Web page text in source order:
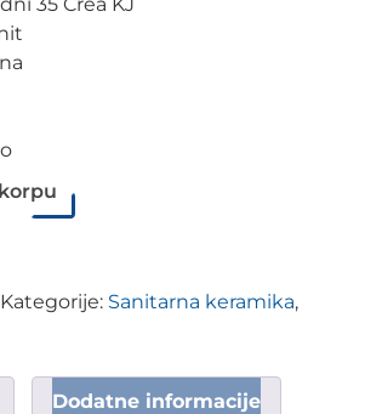
Kategorije: Sanitarna keramika,
Dodatne informacije